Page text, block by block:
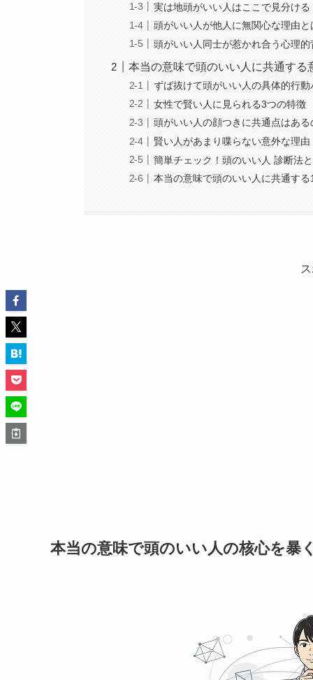
実は地頭がいい人はここで見分ける
頭がいい人が他人に無関心な理由と
頭がいい人同士が惹かれ合う心理的
本当の意味で頭のいい人に共通する
ずば抜けて頭がいい人の具体的行
女性で賢い人に見られる3つの特徴
頭がいい人の顔つきに共通点はある
賢い人があまり喋らない意外な理由
簡単チェック！頭のいい人 診断法
本当の意味で頭のいい人に共通す
本当の意味で頭のいい人の核心を暴